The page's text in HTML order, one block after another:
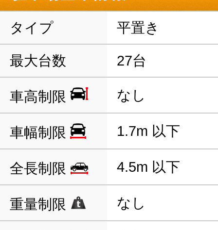
タイプ 平置き
最大台数 27台
車高制限 なし
車幅制限 1.7m 以下
全長制限 4.5m 以下
重量制限 なし